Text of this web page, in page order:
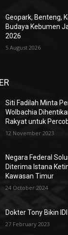
Geopark, Benteng,
Budaya Kebumen
2026
5 August 2026
Siti Fadilah Minta
Wolbachia
Rakyat untuk
12 November 2023
Negara Federal
Diterima Istana
Kawasan Timur
24 October 2024
Dokter Tony Bikin
27 February 2023